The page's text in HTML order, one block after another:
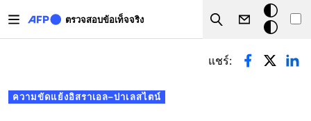
ตรวจสอบข้อเท็จจริง
Search
โหมด
มืด
Primary tabs
ความขัดแย้งอิสราเอล–ปาเลสไตน์
แชร์: